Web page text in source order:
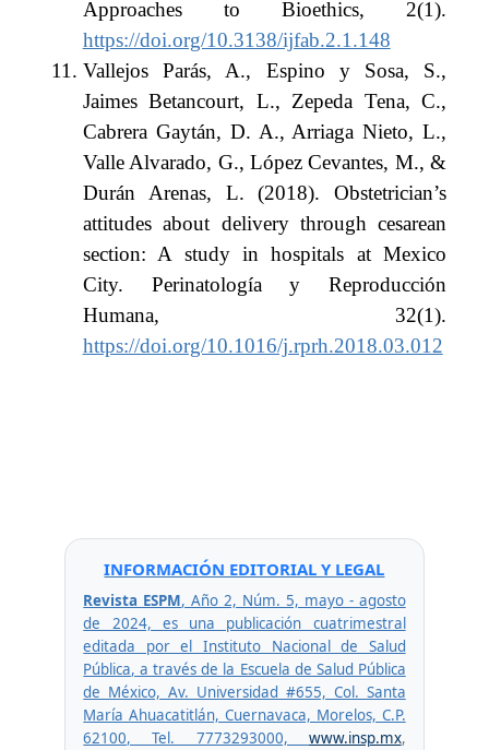
Approaches to Bioethics, 2(1).
https://doi.org/10.3138/ijfab.2.1.148
Vallejos Parás, A., Espino y Sosa, S.,
Jaimes Betancourt, L., Zepeda Tena, C.,
Cabrera Gaytán, D. A., Arriaga Nieto, L.,
Valle Alvarado, G., López Cevantes, M., &
Durán Arenas, L. (2018). Obstetrician’s
attitudes about delivery through cesarean
section: A study in hospitals at Mexico
City. Perinatología y Reproducción
Humana, 32(1).
https://doi.org/10.1016/j.rprh.2018.03.012
INFORMACIÓN EDITORIAL Y LEGAL
Revista ESPM, Año 2, Núm. 5, mayo - agosto
de 2024, es una publicación cuatrimestral
editada por el Instituto Nacional de Salud
Pública, a través de la Escuela de Salud Pública
de México, Av. Universidad #655, Col. Santa
María Ahuacatitlán, Cuernavaca, Morelos, C.P.
62100, Tel. 7773293000, www.insp.mx,